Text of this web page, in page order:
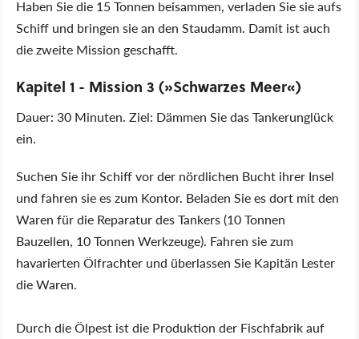
Haben Sie die 15 Tonnen beisammen, verladen Sie sie aufs
Schiff und bringen sie an den Staudamm. Damit ist auch
die zweite Mission geschafft.
Kapitel 1 - Mission 3 (»Schwarzes Meer«)
Dauer: 30 Minuten. Ziel: Dämmen Sie das Tankerunglück
ein.
Suchen Sie ihr Schiff vor der nördlichen Bucht ihrer Insel
und fahren sie es zum Kontor. Beladen Sie es dort mit den
Waren für die Reparatur des Tankers (10 Tonnen
Bauzellen, 10 Tonnen Werkzeuge). Fahren sie zum
havarierten Ölfrachter und überlassen Sie Kapitän Lester
die Waren.
Durch die Ölpest ist die Produktion der Fischfabrik auf